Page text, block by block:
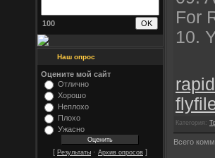
100
Наш опрос
Оцените мой сайт
Отлично
Хорошо
Неплохо
Плохо
Ужасно
[ Результаты · Архив опросов ]
For
10.
Категория:
Всего